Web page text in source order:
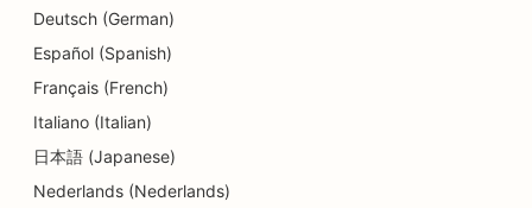
SEO per i servizi di consulenza sul debito
SEO per le cliniche dentali
SEO per i clienti
Deutsch (German)
Español (Spanish)
Français (French)
Italiano (Italian)
日本語 (Japanese)
Nederlands (Nederlands)